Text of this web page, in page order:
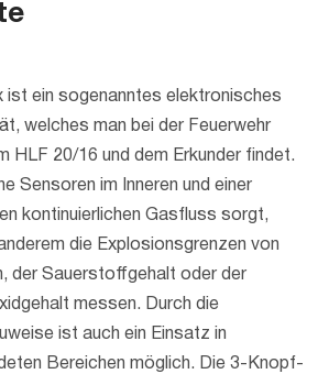
ist ein sogenanntes elektronisches
welches man bei der Feuerwehr
HLF 20/16 und dem Erkunder findet.
Sensoren im Inneren und einer
kontinuierlichen Gasfluss sorgt,
die Explosionsgrenzen von
der Sauerstoffgehalt oder der
messen. Durch die
ist auch ein Einsatz in
Bereichen möglich. Die 3-Knopf-